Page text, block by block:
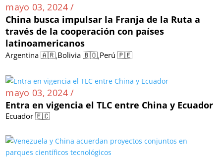
mayo 03, 2024 /
China busca impulsar la Franja de la Ruta a
través de la cooperación con países
latinoamericanos
Argentina 🇦🇷,Bolivia 🇧🇴,Perú 🇵🇪
mayo 03, 2024 /
Entra en vigencia el TLC entre China y Ecuador
Ecuador 🇪🇨